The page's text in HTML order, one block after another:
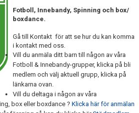
Fotboll, Innebandy, Spinning och box/
boxdance.
Gå till Kontakt för att se hur du kan komma
i kontakt med oss.
Vill du anmäla ditt barn till någon av våra
Fotboll & Innebandy-grupper, klicka på bli
medlem och välj aktuell grupp, klicka på
länkarna ovan.
Vill du deltaga i någon av våra
box eller boxdance ? Klicka här för anmälan